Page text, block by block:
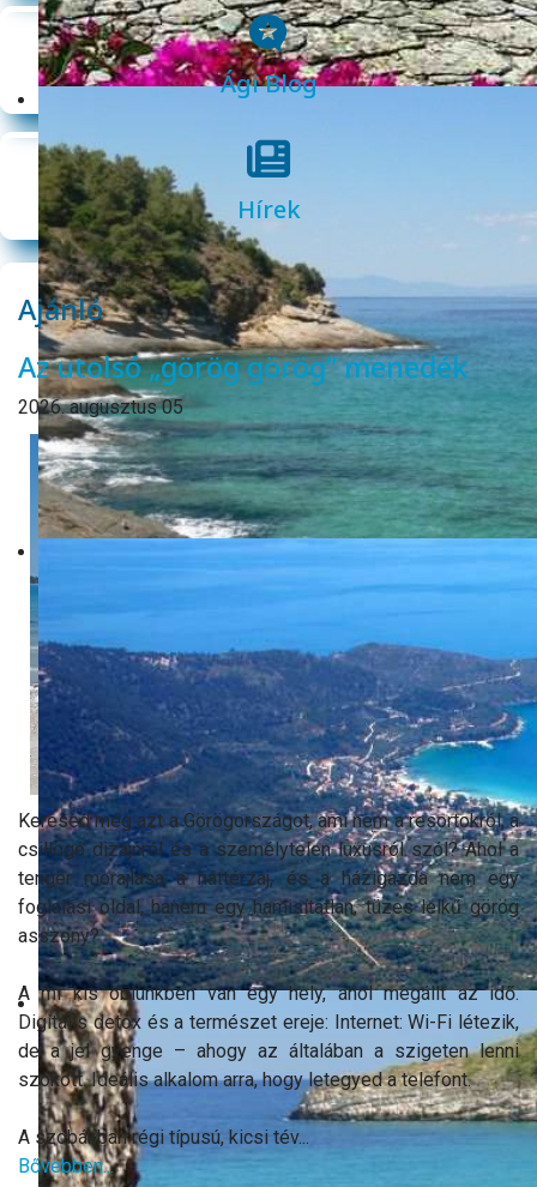
Ági Blog
Hírek
Ajánló
Az utolsó „görög görög” menedék
2026. augusztus 05
Keresed még azt a Görögországot, ami nem a resortokról, a
csillogó dizájnról és a személytelen luxusról szól? Ahol a
tenger morajlása a háttérzaj, és a házigazda nem egy
foglalási oldal, hanem egy hamisítatlan, tüzes lelkű görög
asszony?
A mi kis öblünkben van egy hely, ahol megállt az idő.
Digitális detox és a természet ereje: Internet: Wi-Fi létezik,
de a jel gyenge – ahogy az általában a szigeten lenni
szokott. Ideális alkalom arra, hogy letegyed a telefont.
A szobákban régi típusú, kicsi tév...
Bővebben...